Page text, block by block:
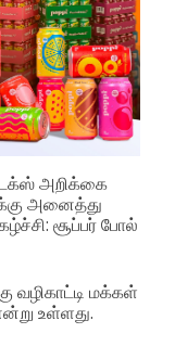
அறிக்கை
அனைத்து
சூப்பர் போல்
வழிகாட்டி மக்கள்
உள்ளது.